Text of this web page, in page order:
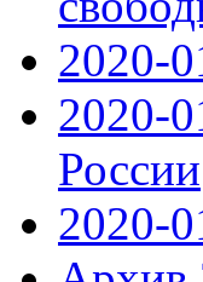
2020-
2020-
России
2020-